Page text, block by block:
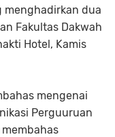
menghadirkan dua
Fakultas Dakwah
Hotel, Kamis
mengenai
Perguuruan